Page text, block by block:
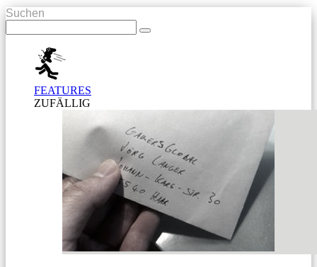
Suchen
FEATURES
ZUFÄLLIG